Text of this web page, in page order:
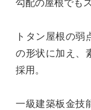
勾配の屋根でも
トタン屋根の弱
の形状に加え、
採用。
一級建築板金技